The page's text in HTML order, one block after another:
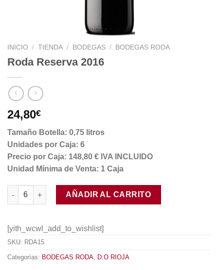
INICIO / TIENDA / BODEGAS / BODEGAS RODA
Roda Reserva 2016
24,80€
Tamaño Botella: 0,75 litros
Unidades por Caja: 6
Precio por Caja: 148,80 € IVA INCLUIDO
Unidad Mínima de Venta: 1 Caja
Roda Reserva 2016 cantidad
AÑADIR AL CARRITO
[yith_wcwl_add_to_wishlist]
SKU: RDA15
Categorías: BODEGAS RODA, D.O RIOJA